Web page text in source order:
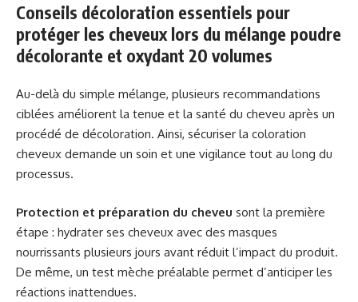
Conseils décoloration essentiels pour
protéger les cheveux lors du mélange poudre
décolorante et oxydant 20 volumes
Au-delà du simple mélange, plusieurs recommandations
ciblées améliorent la tenue et la santé du cheveu après un
procédé de décoloration. Ainsi, sécuriser la coloration
cheveux demande un soin et une vigilance tout au long du
processus.
Protection et préparation du cheveu sont la première
étape : hydrater ses cheveux avec des masques
nourrissants plusieurs jours avant réduit l’impact du produit.
De même, un test mèche préalable permet d’anticiper les
réactions inattendues.